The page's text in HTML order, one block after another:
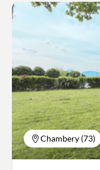
bordées de
une maison
type de
ce bien est
Géorisques :
contactez
Immobilier
196 183.
Chambery (73)